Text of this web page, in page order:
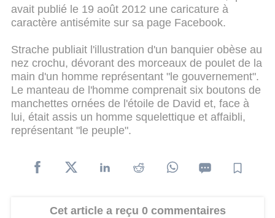
avait publié le 19 août 2012 une caricature à
caractère antisémite sur sa page Facebook.
Strache publiait l'illustration d'un banquier obèse au
nez crochu, dévorant des morceaux de poulet de la
main d'un homme représentant "le gouvernement".
Le manteau de l'homme comprenait six boutons de
manchettes ornées de l'étoile de David et, face à
lui, était assis un homme squelettique et affaibli,
représentant "le peuple".
Cet article a reçu 0 commentaires